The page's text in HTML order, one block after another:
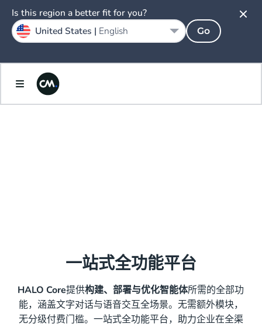
一站式全功能平台
HALO Core提供构建、部署与优化智能体所需的全部功
能，涵盖文字对话与语音交互全场景。无需额外模块，
无分级付费门槛。一站式全功能平台，助力企业在全渠
Is this region a better fit for you?
United States | English Go